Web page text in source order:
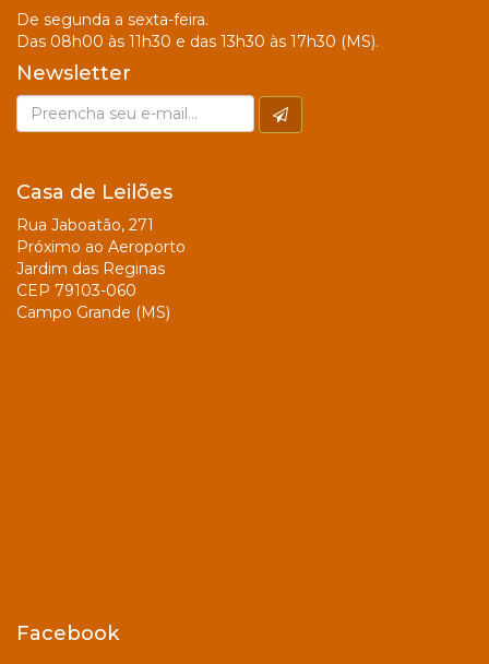
De segunda a sexta-feira.
Das 08h00 às 11h30 e das 13h30 às 17h30 (MS).
Newsletter
Casa de Leilões
Rua Jaboatão, 271
Próximo ao Aeroporto
Jardim das Reginas
CEP 79103-060
Campo Grande (MS)
Facebook